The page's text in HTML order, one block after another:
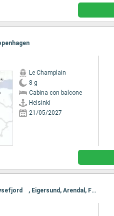
Le Champlain
8 g
Cabina con balcone
Helsinki
21/05/2027
Itinerario : Bergen, Alesund, Geiranger, Hellesylt, Nordfjordeid, Glacier Skua, Lysefjord , Eigersund, Arendal, Fredrikstad